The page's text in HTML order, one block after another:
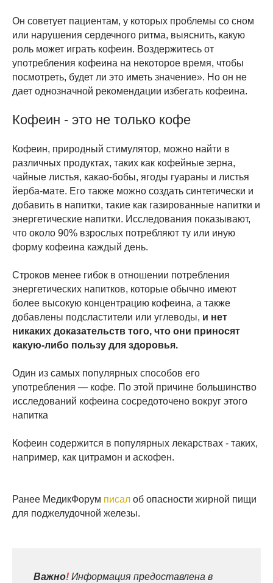
Он советует пациентам, у которых проблемы со сном
или нарушения сердечного ритма, выяснить, какую
роль может играть кофеин. Воздержитесь от
употребления кофеина на некоторое время, чтобы
посмотреть, будет ли это иметь значение». Но он не
дает однозначной рекомендации избегать кофеина.
Кофеин - это не только кофе
Кофеин, природный стимулятор, можно найти в
различных продуктах, таких как кофейные зерна,
чайные листья, какао-бобы, ягоды гуараны и листья
йерба-мате. Его также можно создать синтетически и
добавить в напитки, такие как газированные напитки и
энергетические напитки. Исследования показывают,
что около 90% взрослых потребляют ту или иную
форму кофеина каждый день.
Строков менее гибок в отношении потребления
энергетических напитков, которые обычно имеют
более высокую концентрацию кофеина, а также
добавлены подсластители или углеводы, и нет
никаких доказательств того, что они приносят
какую-либо пользу для здоровья.
Один из самых популярных способов его
употребления — кофе. По этой причине большинство
исследований кофеина сосредоточено вокруг этого
напитка
Кофеин содержится в популярных лекарствах - таких,
например, как цитрамон и аскофен.
Ранее МедикФорум писал об опасности жирной пищи
для поджелудочной железы.
Важно! Информация предоставлена в